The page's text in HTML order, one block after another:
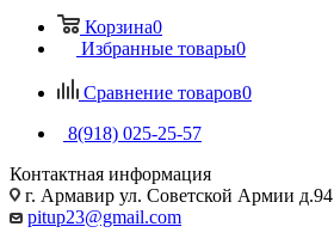
Корзина0
Избранные товары0
Сравнение товаров0
8(918) 025-25-57
Контактная информация
г. Армавир ул. Советской Армии д.94
pitup23@gmail.com